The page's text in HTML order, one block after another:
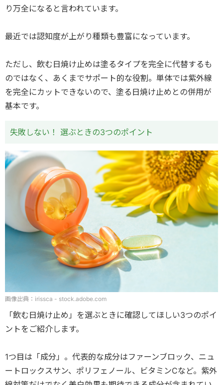
り万全になると言われています。
最近では認知度が上がり種類も豊富になっています。
ただし、飲む日焼け止めは塗るタイプを完全に代替するも
のではなく、あくまでサポート的な役割。単体では紫外線
を完全にカットできないので、塗る日焼け止めとの併用が
基本です。
失敗しない！ 選ぶときの3つのポイント
画像出典：irissca - stock.adobe.com
「飲む日焼け止め」を選ぶときに確認してほしい3つのポイ
ントをご紹介します。
1つ目は「成分」。代表的な成分はファーンブロック、ニュ
ートロックスサン、ポリフェノール、ビタミンCなど。紫外